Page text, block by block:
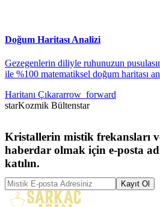
Doğum Haritası Analizi
Gezegenlerin diliyle ruhunuzun
ile %100 matematiksel doğum haritası
Haritanı Çıkararrow_forward
starKozmik Bültenstar
Kristallerin mistik frekansları
haberdar olmak için e-posta
katılın.
Kayıt Ol